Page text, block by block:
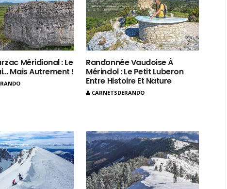
Méridional : Le
Mais Autrement !
Randonnée Vaudoise À
Mérindol : Le Petit Luberon
Entre Histoire Et Nature
CARNETSDERANDO